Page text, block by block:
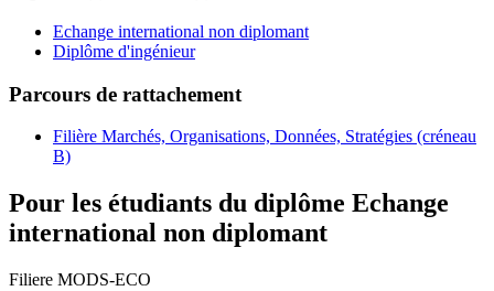
Echange international non diplomant
Diplôme d'ingénieur
Parcours de rattachement
Filière Marchés, Organisations, Données, Stratégies (créneau
B)
Pour les étudiants du diplôme Echange
international non diplomant
Filiere MODS-ECO